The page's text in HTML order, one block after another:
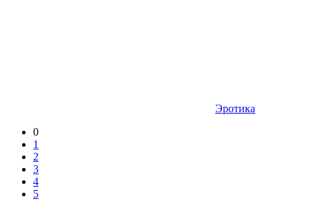
Эротика
0
1
2
3
4
5